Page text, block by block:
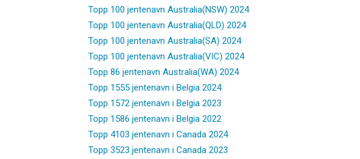
Topp 100 jentenavn Australia(NSW) 2024
Topp 100 jentenavn Australia(QLD) 2024
Topp 100 jentenavn Australia(SA) 2024
Topp 100 jentenavn Australia(VIC) 2024
Topp 86 jentenavn Australia(WA) 2024
Topp 1555 jentenavn i Belgia 2024
Topp 1572 jentenavn i Belgia 2023
Topp 1586 jentenavn i Belgia 2022
Topp 4103 jentenavn i Canada 2024
Topp 3523 jentenavn i Canada 2023